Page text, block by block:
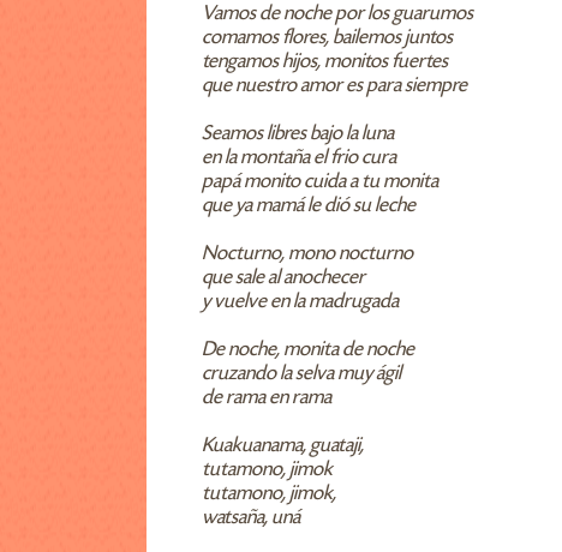
Vamos de noche por los guarumos
comamos flores, bailemos juntos
tengamos hijos, monitos fuertes
que nuestro amor es para siempre
Seamos libres bajo la luna
en la montaña el frio cura
papá monito cuida a tu monita
que ya mamá le dió su leche
Nocturno, mono nocturno
que sale al anochecer
y vuelve en la madrugada
De noche, monita de noche
cruzando la selva muy ágil
de rama en rama
Kuakuanama, guataji,
tutamono, jimok
tutamono, jimok,
watsaña, uná